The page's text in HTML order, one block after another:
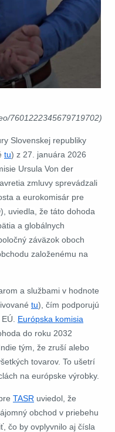
7601222345679719702)
Slovenskej republiky
tu) z 27. januára 2026
Ursula Von der
zmluvy sprevádzali
a eurokomisár pre
uviedla , že táto dohoda
a globálnych
záväzok oboch
založenému na
a službami v hodnote
tu), čím podporujú
Európska komisia
do roku 2032
tým, že zruší alebo
tovarov. To ušetrí
na európske výrobky.
TASR uviedol, že
obchod v priebehu
čo by ovplyvnilo aj čísla